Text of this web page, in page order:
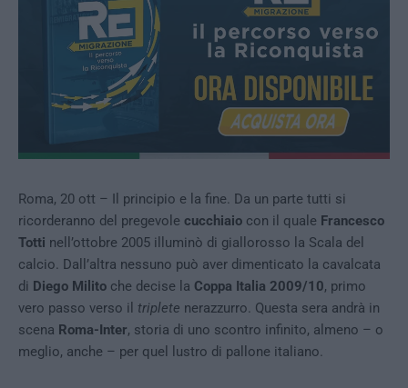
Roma, 20 ott – Il principio e la fine. Da un parte tutti si
ricorderanno del pregevole cucchiaio con il quale Francesco
Totti nell’ottobre 2005 illuminò di giallorosso la Scala del
calcio. Dall’altra nessuno può aver dimenticato la cavalcata
di Diego Milito che decise la Coppa Italia 2009/10, primo
vero passo verso il triplete nerazzurro. Questa sera andrà in
scena Roma-Inter, storia di uno scontro infinito, almeno – o
meglio, anche – per quel lustro di pallone italiano.